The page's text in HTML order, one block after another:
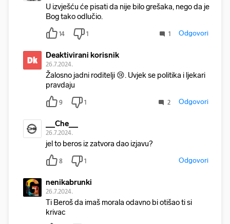
U izvješću će pisati da nije bilo grešaka, nego da je
Bog tako odlučio.
14 1 1 Odgovori
Dk Deaktivirani korisnik
26.7.2024.
Žalosno jadni roditelji 😢. Uvjek se politika i ljekari
pravdaju
9 1 2 Odgovori
__Che__
26.7.2024.
jel to beros iz zatvora dao izjavu?
8 1 Odgovori
nenikabrunki
26.7.2024.
Ti Beroš da imaš morala odavno bi otišao ti si
krivac